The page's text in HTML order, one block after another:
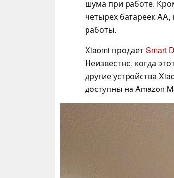
шума при работе.
четырех батареек
работы.
Xiaomi продаетSmart
Неизвестно, когда
другие устройства
доступны на Amazon